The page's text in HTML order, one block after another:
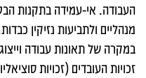
העבודה. אי-עמידה בתקנות
מנהליים ולתביעות נזיקין
במקרה של תאונות עבודה
זכויות העובדים (זכויות